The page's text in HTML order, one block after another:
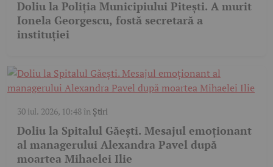
Doliu la Poliția Municipiului Pitești. A murit
Ionela Georgescu, fostă secretară a
instituției
30 iul. 2026, 10:48în Știri
Doliu la Spitalul Găești. Mesajul emoționant
al managerului Alexandra Pavel după
moartea Mihaelei Ilie